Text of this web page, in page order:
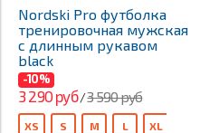
Nordski Pro футболка
тренировочная мужская
с длинным рукавом
black
-10%
3 290 руб/3 590 руб
XS S M L XL